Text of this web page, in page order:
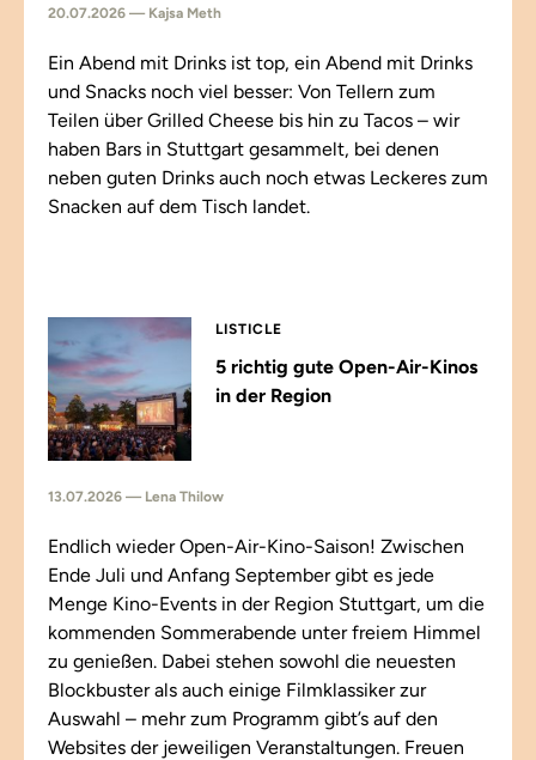
20.07.2026 — Kajsa Meth
Ein Abend mit Drinks ist top, ein Abend mit Drinks
und Snacks noch viel besser: Von Tellern zum
Teilen über Grilled Cheese bis hin zu Tacos – wir
haben Bars in Stuttgart gesammelt, bei denen
neben guten Drinks auch noch etwas Leckeres zum
Snacken auf dem Tisch landet.
LISTICLE
5 richtig gute Open-Air-Kinos
in der Region
13.07.2026 — Lena Thilow
Endlich wieder Open-Air-Kino-Saison! Zwischen
Ende Juli und Anfang September gibt es jede
Menge Kino-Events in der Region Stuttgart, um die
kommenden Sommerabende unter freiem Himmel
zu genießen. Dabei stehen sowohl die neuesten
Blockbuster als auch einige Filmklassiker zur
Auswahl – mehr zum Programm gibt’s auf den
Websites der jeweiligen Veranstaltungen. Freuen